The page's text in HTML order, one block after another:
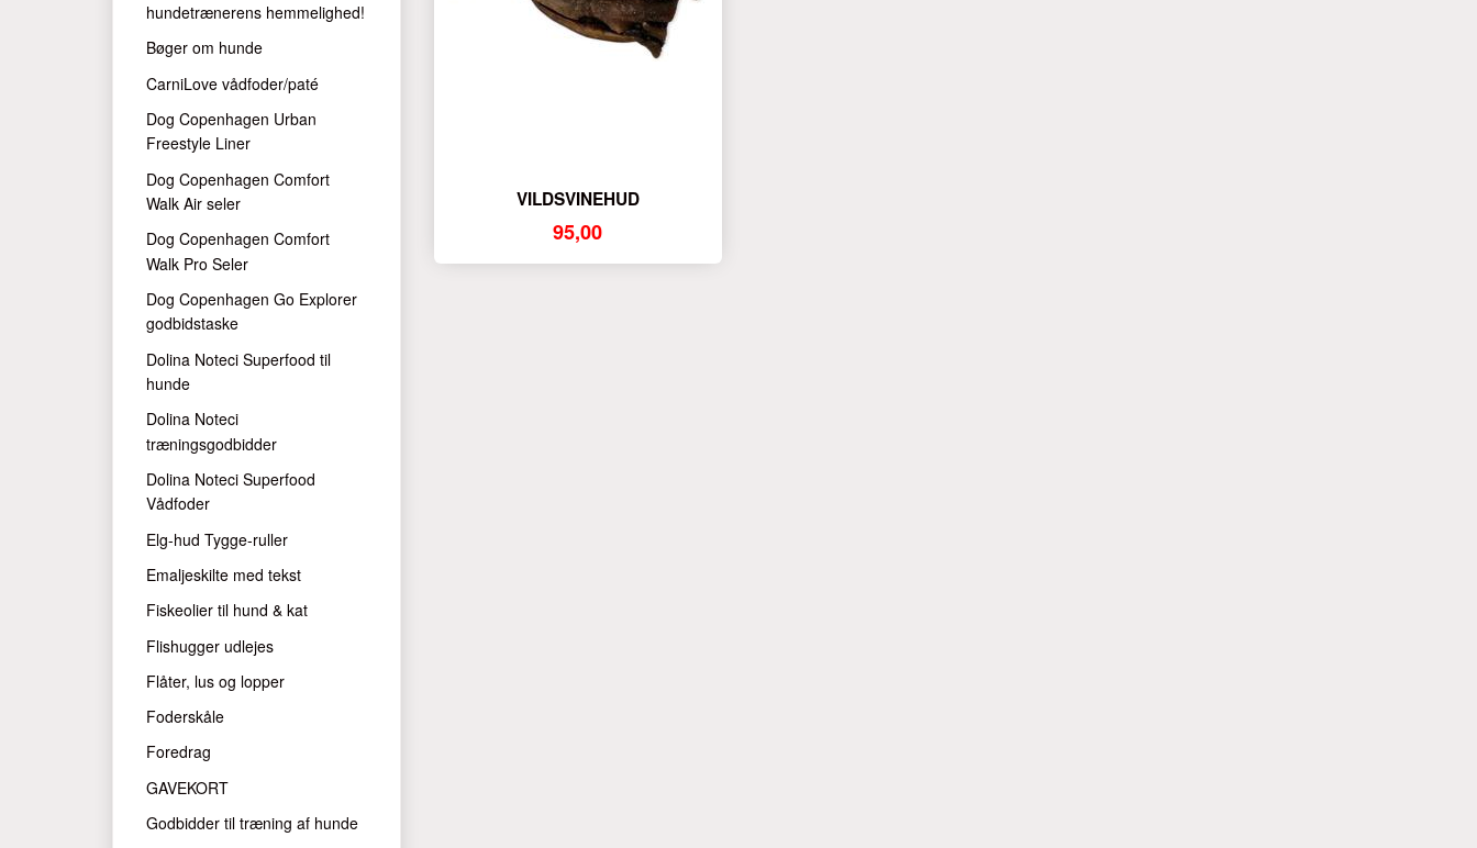
hundetrænerens hemmelighed!
Bøger om hunde
CarniLove vådfoder/paté
Dog Copenhagen Urban
Freestyle Liner
Dog Copenhagen Comfort
Walk Air seler
Dog Copenhagen Comfort
Walk Pro Seler
Dog Copenhagen Go Explorer
godbidstaske
Dolina Noteci Superfood til
hunde
Dolina Noteci
træningsgodbidder
Dolina Noteci Superfood
Vådfoder
Elg-hud Tygge-ruller
Emaljeskilte med tekst
Fiskeolier til hund & kat
Flishugger udlejes
Flåter, lus og lopper
Foderskåle
Foredrag
GAVEKORT
Godbidder til træning af hunde
VILDSVINEHUD
95,00